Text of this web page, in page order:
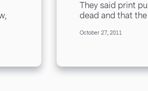
They said print
dead and that
sector. It’s true...
October 27, 2011